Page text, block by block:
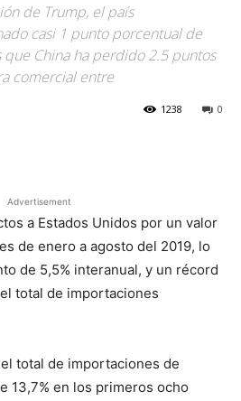
de Trump, el país
casi 1 punto porcentual de
China ha perdido 2.5 puntos
comercial entre
0
1238
Advertisement
a Estados Unidos por un valor
de enero a agosto del 2019, lo
de 5,5% interanual, y un récord
total de importaciones
total de importaciones de
13,7% en los primeros ocho